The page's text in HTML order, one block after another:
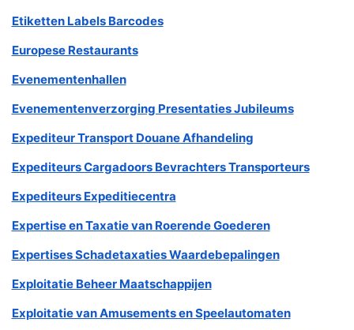
Etiketten Labels Barcodes
Europese Restaurants
Evenementenhallen
Evenementenverzorging Presentaties Jubileums
Expediteur Transport Douane Afhandeling
Expediteurs Cargadoors Bevrachters Transporteurs
Expediteurs Expeditiecentra
Expertise en Taxatie van Roerende Goederen
Expertises Schadetaxaties Waardebepalingen
Exploitatie Beheer Maatschappijen
Exploitatie van Amusements en Speelautomaten